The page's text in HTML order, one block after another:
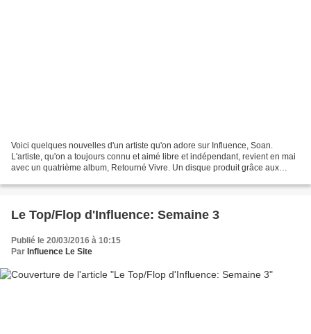
Voici quelques nouvelles d'un artiste qu'on adore sur Influence, Soan.
L'artiste, qu'on a toujours connu et aimé libre et indépendant, revient en mai
avec un quatrième album, Retourné Vivre. Un disque produit grâce aux
Le Top/Flop d'Influence: Semaine 3
Publié le 20/03/2016 à 10:15
Par Influence Le Site